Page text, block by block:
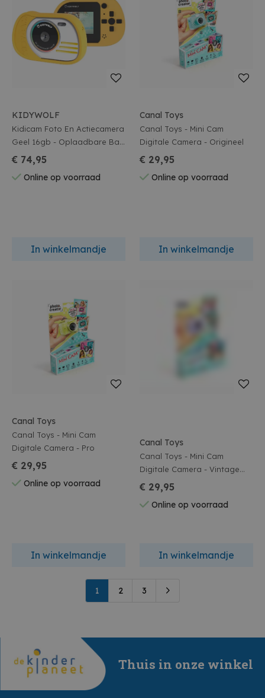
KIDYWOLF
Kidicam Foto En Actiecamera
Geel 16gb - Oplaadbare Batt
- 8mp Camera
€ 74,95
Online op voorraad
In winkelmandje
Canal Toys
Canal Toys - Mini Cam
Digitale Camera - Origineel
€ 29,95
Online op voorraad
In winkelmandje
Canal Toys
Canal Toys - Mini Cam
Digitale Camera - Pro
€ 29,95
Online op voorraad
In winkelmandje
Canal Toys
Canal Toys - Mini Cam
Digitale Camera - Vintage
Pop Vintage
€ 29,95
Online op voorraad
In winkelmandje
1 2 3
Thuis in onze winkel